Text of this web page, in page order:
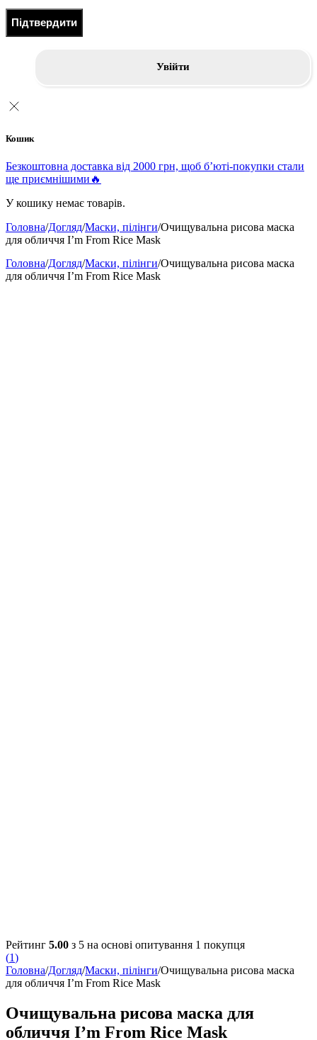
Підтвердити
Увійти
Кошик
Безкоштовна доставка від 2000 грн, щоб б’юті-покупки стали
ще приємнішими🔥
У кошику немає товарів.
Головна/Догляд/Маски, пілінги/Очищувальна рисова маска
для обличчя I’m From Rice Mask
Головна/Догляд/Маски, пілінги/Очищувальна рисова маска
для обличчя I’m From Rice Mask
Рейтинг 5.00 з 5 на основі опитування 1 покупця
(1)
Головна/Догляд/Маски, пілінги/Очищувальна рисова маска
для обличчя I’m From Rice Mask
Очищувальна рисова маска для
обличчя I’m From Rice Mask